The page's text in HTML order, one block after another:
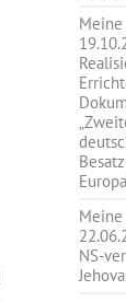
Meine
Meine
NS-